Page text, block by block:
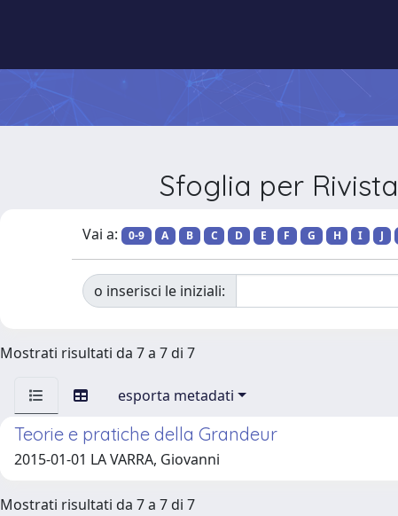
Sfoglia per Rivista
Vai a: 0-9 A B C D E F G H I J
o inserisci le iniziali:
Mostrati risultati da 7 a 7 di 7
esporta metadati
Teorie e pratiche della Grandeur
2015-01-01 LA VARRA, Giovanni
Mostrati risultati da 7 a 7 di 7